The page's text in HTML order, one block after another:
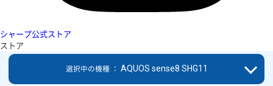
シャープ公式ストア
ストア
選択中の機種 ： AQUOS sense8 SHG11